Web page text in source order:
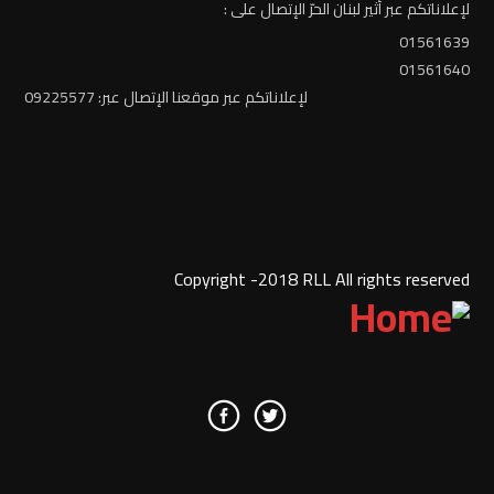
لإعلاناتكم عبر أثير لبنان الحرّ الإتصال على :
01561639
01561640
لإعلاناتكم عبر موقعنا الإتصال عبر: 09225577
Copyright -2018 RLL All rights reserved